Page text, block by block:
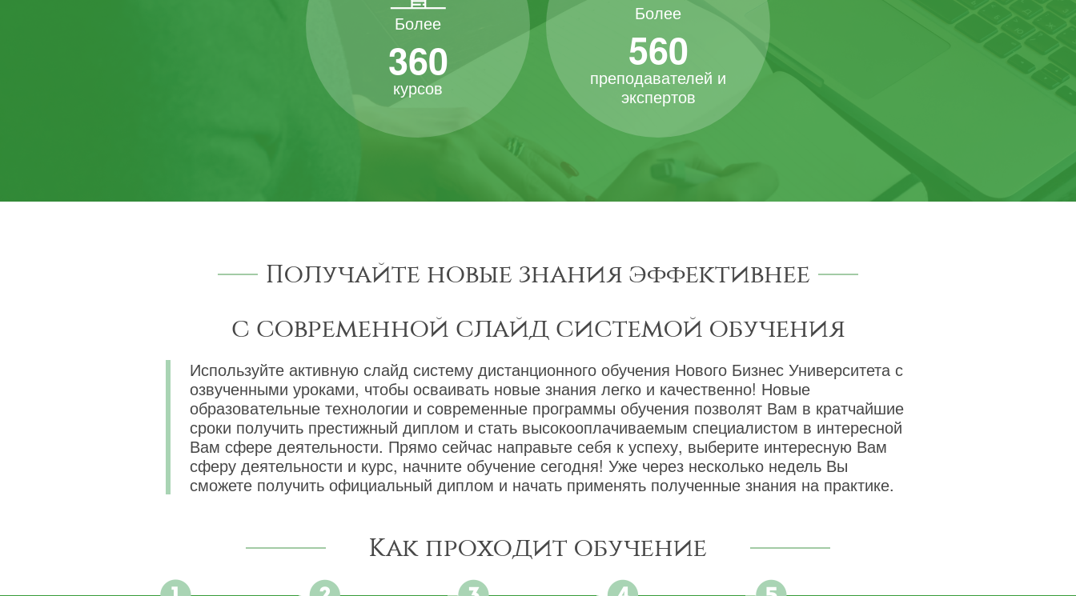
Более
360
курсов
Более
560
преподавателей и
экспертов
Получайте новые знания эффективнее
с современной слайд системой обучения
Используйте активную слайд систему дистанционного обучения Нового Бизнес Университета с
озвученными уроками, чтобы осваивать новые знания легко и качественно! Новые
образовательные технологии и современные программы обучения позволят Вам в кратчайшие
сроки получить престижный диплом и стать высокооплачиваемым специалистом в интересной
Вам сфере деятельности. Прямо сейчас направьте себя к успеху, выберите интересную Вам
сферу деятельности и курс, начните обучение сегодня! Уже через несколько недель Вы
сможете получить официальный диплом и начать применять полученные знания на практике.
Как проходит обучение